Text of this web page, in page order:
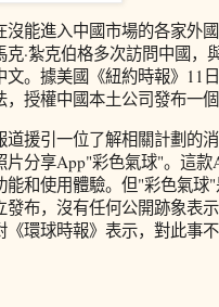
沒能進入中國市場的各家外
克·紮克伯格多次訪問中國
文。據美國《紐約時報》11
，授權中國本土公司發布一
道援引一位了解相關計劃的
片分享App"彩色氣球"。這款
能和使用體驗。但"彩色氣球
發布，沒有任何公開跡象表
《環球時報》表示，對此事